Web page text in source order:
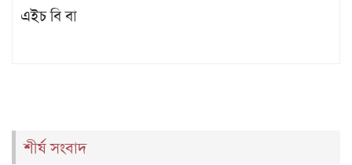
এইচ বি বা
শীর্ষ সংবাদ